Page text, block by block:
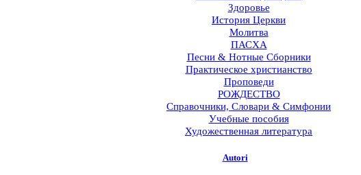
Здоровье
История Церкви
Молитва
ПАСХА
Песни & Нотные Сборники
Практическое христианство
Проповеди
РОЖДЕСТВО
Справочники, Словари & Симфонии
Учебные пособия
Художественная литература
Autori